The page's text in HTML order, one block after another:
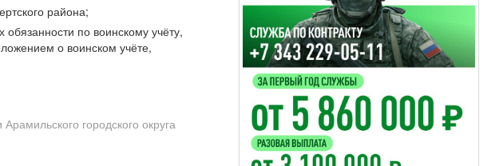
района;
по воинскому учёту,
о воинском учёте,
городского округа